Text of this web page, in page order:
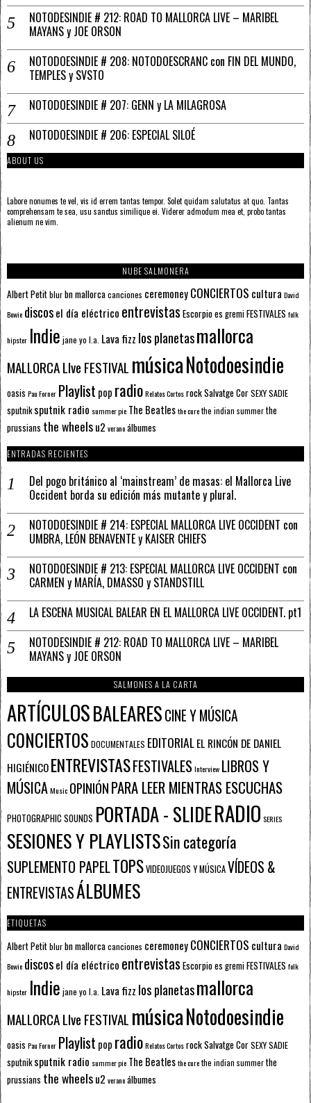
NOTODESINDIE # 212: ROAD TO MALLORCA LIVE – MARIBEL
MAYANS y JOE ORSON
NOTODOESINDIE # 208: NOTODOESCRANC con FIN DEL MUNDO,
TEMPLES y SVSTO
NOTODOESINDIE # 207: GENN y LA MILAGROSA
NOTODOESINDIE # 206: ESPECIAL SILOÉ
ABOUT US
Labore nonumes te vel, vis id errem tantas tempor. Solet quidam salutatus at quo. Tantas
comprehensam te sea, usu sanctus similique ei. Viderer admodum mea et, probo tantas
alienum ne vim.
NUBE SALMONERA
Albert Petitblurbn mallorcacanciones ceremoneyCONCIERTOS cultura David
Bowie discosel día eléctrico entrevistas Escorpioes gremiFESTIVALES folk
hipster Indie jane yo l.a. Lava fizz los planetasmallorca
MALLORCA LIve FESTIVAL músicaNotodoesindie
oasis Pau Forner Playlist pop radioRelatos CortosrockSalvatge CorSEXY SADIE
sputnik sputnik radio summer pie The Beatlesthe curethe indian summerthe
prussians the wheelsu2 veranoálbumes
ENTRADAS RECIENTES
Del pogo británico al ‘mainstream’ de masas: el Mallorca Live
Occident borda su edición más mutante y plural.
NOTODOESINDIE # 214: ESPECIAL MALLORCA LIVE OCCIDENT con
UMBRA, LEÓN BENAVENTE y KAISER CHIEFS
NOTODOESINDIE # 213: ESPECIAL MALLORCA LIVE OCCIDENT con
CARMEN y MARÍA, DMASSO y STANDSTILL
LA ESCENA MUSICAL BALEAR EN EL MALLORCA LIVE OCCIDENT. pt1
NOTODESINDIE # 212: ROAD TO MALLORCA LIVE – MARIBEL
MAYANS y JOE ORSON
SALMONES A LA CARTA
ARTÍCULOSBALEARESCINE Y MÚSICA
CONCIERTOS DOCUMENTALES EDITORIALEL RINCÓN DE DANIEL
HIGIÉNICOENTREVISTASFESTIVALESInterview LIBROS Y
MÚSICAMusic OPINIÓNPARA LEER MIENTRAS ESCUCHAS
PHOTOGRAPHIC SOUNDS PORTADA - SLIDERADIO SERIES
SESIONES Y PLAYLISTSSin categoría
SUPLEMENTO PAPELTOPSVIDEOJUEGOS Y MÚSICAVÍDEOS &
ENTREVISTASÁLBUMES
ETIQUETAS
Albert Petitblurbn mallorcacanciones ceremoneyCONCIERTOS cultura David
Bowie discosel día eléctrico entrevistas Escorpioes gremiFESTIVALES folk
hipster Indie jane yo l.a. Lava fizz los planetasmallorca
MALLORCA LIve FESTIVAL músicaNotodoesindie
oasis Pau Forner Playlist pop radioRelatos CortosrockSalvatge CorSEXY SADIE
sputnik sputnik radio summer pie The Beatlesthe curethe indian summerthe
prussians the wheelsu2 veranoálbumes